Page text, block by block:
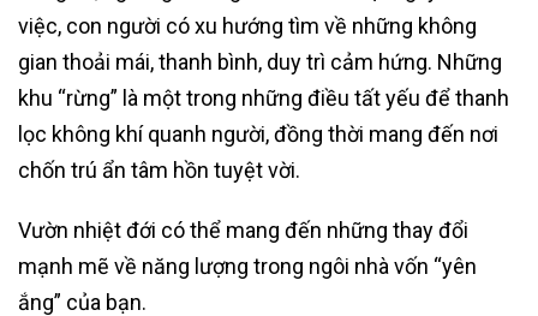
việc, con người có xu hướng tìm về những không
gian thoải mái, thanh bình, duy trì cảm hứng. Những
khu “rừng” là một trong những điều tất yếu để thanh
lọc không khí quanh người, đồng thời mang đến nơi
chốn trú ẩn tâm hồn tuyệt vời.
Vườn nhiệt đới có thể mang đến những thay đổi
mạnh mẽ về năng lượng trong ngôi nhà vốn “yên
ắng” của bạn.